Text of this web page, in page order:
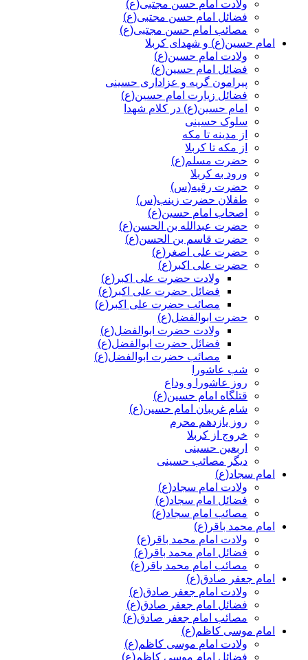
ولادت امام حسن مجتبی(ع)
فضائل امام حسن مجتبی(ع)
مصائب امام حسن مجتبی(ع)
امام حسین(ع) و شهدای کربلا
ولادت امام حسین(ع)
فضائل امام حسین(ع)
پیرامون گریه و عزاداری حسینی
فضائل زیارت امام حسین(ع)
امام حسین(ع) در کلام شهدا
سلوک حسینی
از مدینه تا مکه
از مکه تا کربلا
حضرت مسلم(ع)
ورود به کربلا
حضرت رقیه(س)
طفلان حضرت زینب(س)
اصحاب امام حسین(ع)
حضرت عبدالله بن الحسن(ع)
حضرت قاسم بن الحسن(ع)
حضرت علی اصغر(ع)
حضرت علی اکبر(ع)
ولادت حضرت علی اکبر(ع)
فضائل حضرت علی اکبر(ع)
مصائب حضرت علی اکبر(ع)
حضرت ابوالفضل(ع)
ولادت حضرت ابوالفضل(ع)
فضائل حضرت ابوالفضل(ع)
مصائب حضرت ابوالفضل(ع)
شب عاشورا
روز عاشورا و وداع
قتلگاه امام حسین(ع)
شام غریبان امام حسین(ع)
روز یازدهم محرم
خروج از کربلا
اربعین حسینی
دیگر مصائب حسینی
امام سجاد(ع)
ولادت امام سجاد(ع)
فضائل امام سجاد(ع)
مصائب امام سجاد(ع)
امام محمد باقر(ع)
ولادت امام محمد باقر(ع)
فضائل امام محمد باقر(ع)
مصائب امام محمد باقر(ع)
امام جعفر صادق(ع)
ولادت امام جعفر صادق(ع)
فضائل امام جعفر صادق(ع)
مصائب امام جعفر صادق(ع)
امام موسی کاظم(ع)
ولادت امام موسی کاظم(ع)
فضائل امام موسی کاظم(ع)